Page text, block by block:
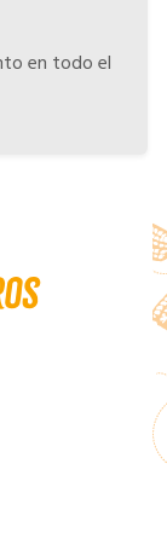
en todo el